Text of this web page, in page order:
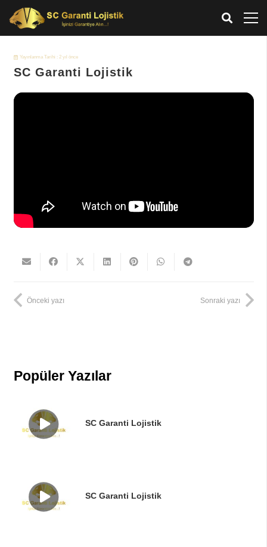
Yayınlanma Tarihi : 2 yıl önce
SC Garanti Lojistik
Önceki yazı Sonraki yazı
Popüler Yazılar
SC Garanti Lojistik
SC Garanti Lojistik